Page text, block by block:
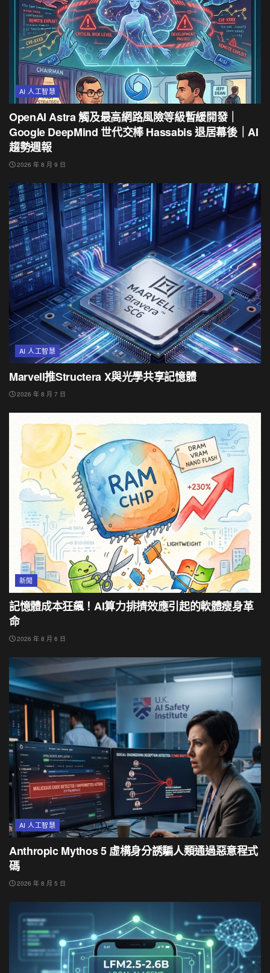
AI 人工智慧
OpenAI Astra 觸及最高網路風險等級暫緩開發｜
Google DeepMind 世代交棒 Hassabis 退居幕後｜AI
趨勢週報
2026 年 8 月 9 日
AI 人工智慧
Marvell推Structera X與光學共享記憶體
2026 年 8 月 7 日
新聞
記憶體成本狂飆！AI算力排擠效應引起的軟體瘦身革
命
2026 年 8 月 6 日
AI 人工智慧
Anthropic Mythos 5 虛構身分誘騙人類通過惡意程式
碼
2026 年 8 月 5 日